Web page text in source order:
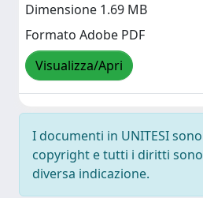
Dimensione 1.69 MB
Formato Adobe PDF
Visualizza/Apri
I documenti in UNITESI
copyright e tutti i diritti
diversa indicazione.